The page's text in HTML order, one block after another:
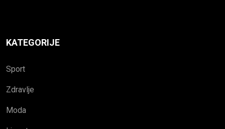
KATEGORIJE
Sport
Zdravlje
Moda